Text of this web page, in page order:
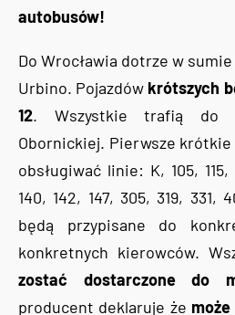
autobusów!
Do Wrocławia dotrze w
Urbino. Pojazdów krótszych
12. Wszystkie trafią do
Obornickiej. Pierwsze krótkie
obsługiwać linie: K, 105, 115,
140, 142, 147, 305, 319, 331,
będą przypisane do
konkretnych kierowców.
zostać dostarczone do
producent deklaruje że